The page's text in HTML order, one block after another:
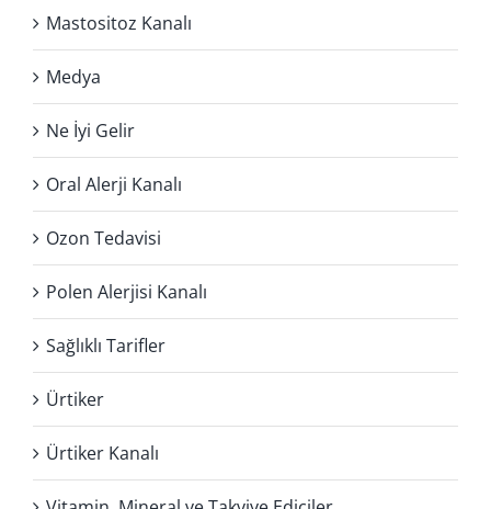
Mastositoz Kanalı
Medya
Ne İyi Gelir
Oral Alerji Kanalı
Ozon Tedavisi
Polen Alerjisi Kanalı
Sağlıklı Tarifler
Ürtiker
Ürtiker Kanalı